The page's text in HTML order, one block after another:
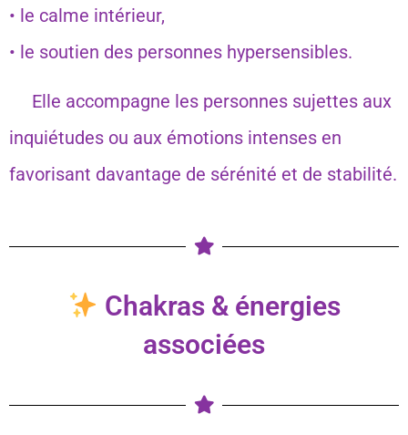
• le calme intérieur,
• le soutien des personnes hypersensibles.
Elle accompagne les personnes sujettes aux
inquiétudes ou aux émotions intenses en
favorisant davantage de sérénité et de stabilité.
Chakras & énergies
associées